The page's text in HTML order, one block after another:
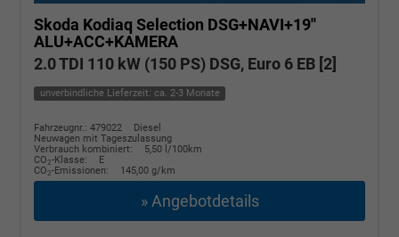
Skoda Kodiaq Selection DSG+NAVI+19''
ALU+ACC+KAMERA
2.0 TDI 110 kW (150 PS) DSG, Euro 6 EB [2]
unverbindliche Lieferzeit: ca. 2-3 Monate
Fahrzeugnr.: 479022
Diesel
Neuwagen mit Tageszulassung
Verbrauch kombiniert:
5,50 l/100km
CO2-Klasse:
E
CO2-Emissionen: 145,00 g/km
» Angebotdetails